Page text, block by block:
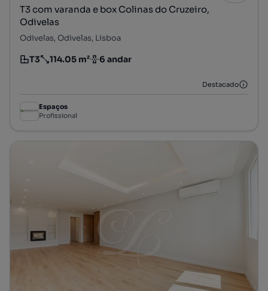
T3 com varanda e box Colinas do Cruzeiro,
Odivelas
Odivelas, Odivelas, Lisboa
Tipologia
T3
Preço por metro quadrado
114.05 m²
Andar 6 andar
Destacado
Espaços
Profissional